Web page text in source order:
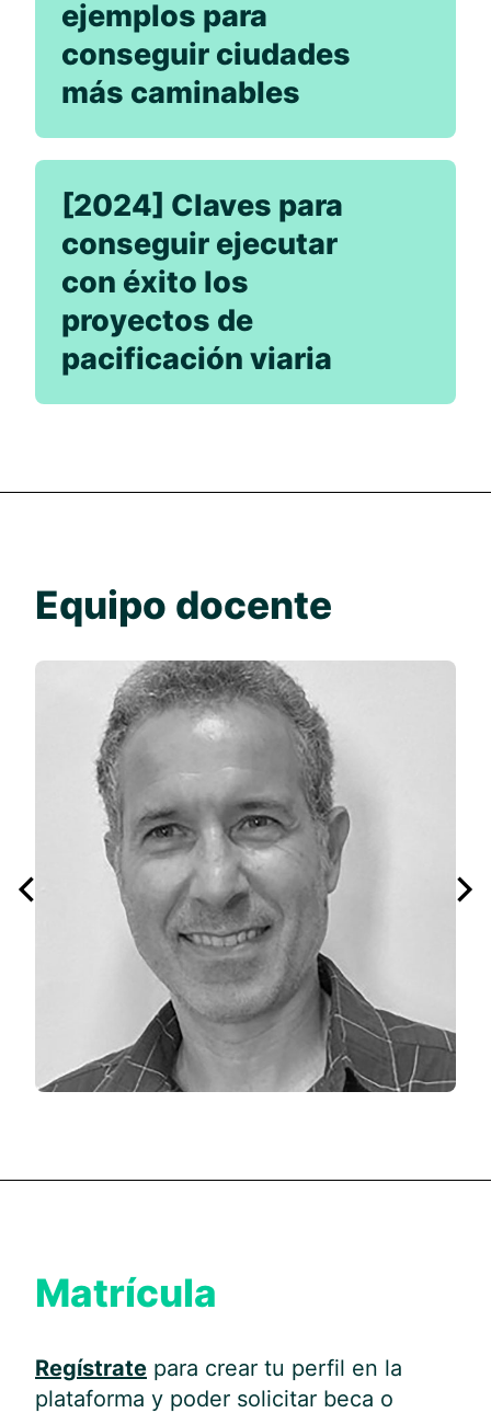
ejemplos para
conseguir ciudades
más caminables
[2024] Claves para
conseguir ejecutar
con éxito los
proyectos de
pacificación viaria
Equipo docente
Matrícula
Regístrate para crear tu perfil en la
plataforma y poder solicitar beca o